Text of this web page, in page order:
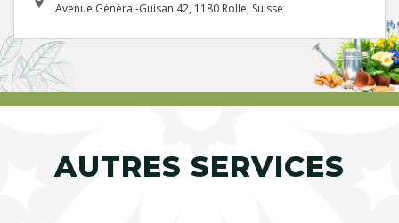
Avenue Général-Guisan 42, 1180 Rolle, Suisse
AUTRES SERVICES